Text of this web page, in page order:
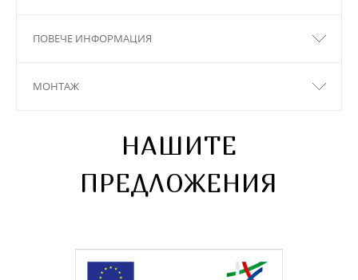
ПОВЕЧЕ ИНФОРМАЦИЯ
МОНТАЖ
НАШИТЕ
ПРЕДЛОЖЕНИЯ